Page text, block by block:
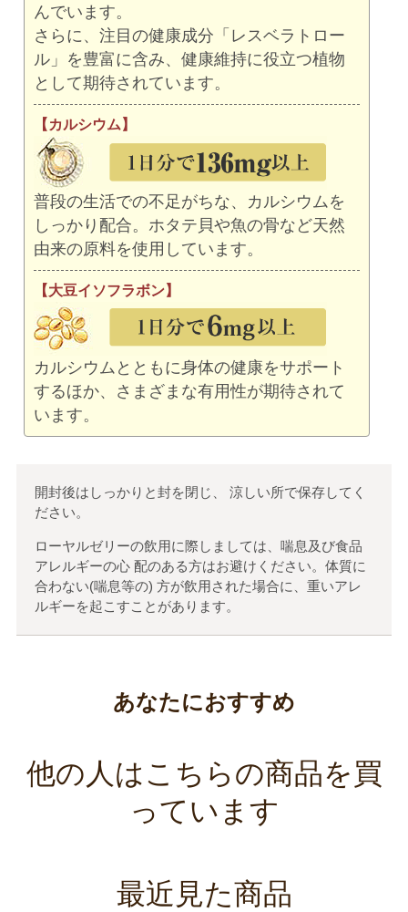
んでいます。
さらに、注目の健康成分「レスベラトロー
ル」を豊富に含み、健康維持に役立つ植物
として期待されています。
【カルシウム】
普段の生活での不足がちな、カルシウムを
しっかり配合。ホタテ貝や魚の骨など天然
由来の原料を使用しています。
【大豆イソフラボン】
カルシウムとともに身体の健康をサポート
するほか、さまざまな有用性が期待されて
います。
開封後はしっかりと封を閉じ、 涼しい所で保存してく
ださい。
ローヤルゼリーの飲用に際しましては、喘息及び食品
アレルギーの心 配のある方はお避けください。体質に
合わない(喘息等の) 方が飲用された場合に、重いアレ
ルギーを起こすことがあります。
あなたにおすすめ
他の人はこちらの商品を買
っています
最近見た商品